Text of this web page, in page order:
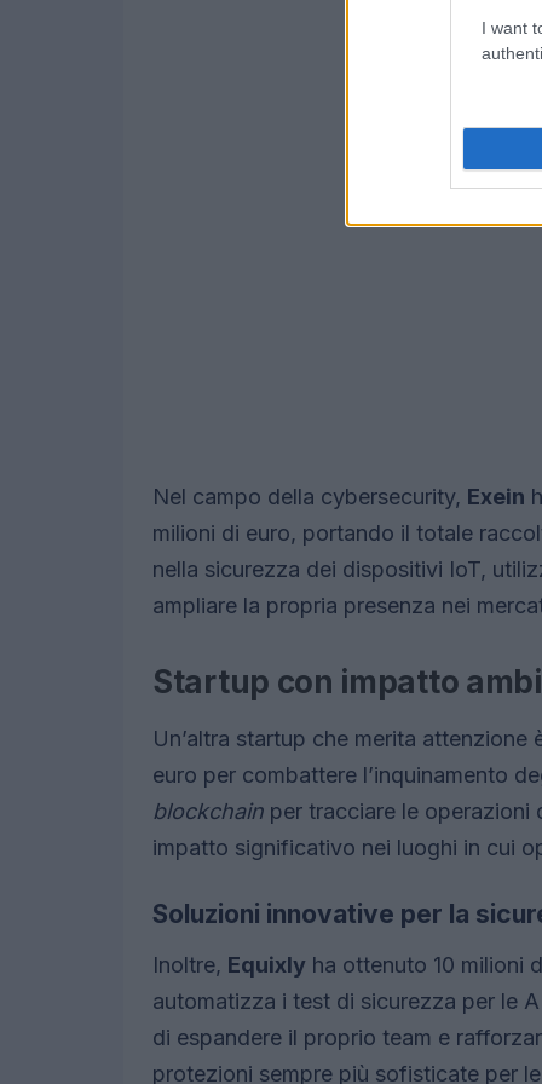
I want
Nel campo della cybersecurity, Exein
milioni di euro, portando il totale
nella sicurezza dei dispositivi IoT,
ampliare la propria presenza nei
Startup con impatto
Un’altra startup che merita attenzione
euro per combattere l’inquinamento
blockchain per tracciare le operazioni
impatto significativo nei luoghi in cui
Soluzioni innovative per la
Inoltre, Equixly ha ottenuto 10 milioni
automatizza i test di sicurezza per le
di espandere il proprio team e
protezioni sempre più sofisticate per